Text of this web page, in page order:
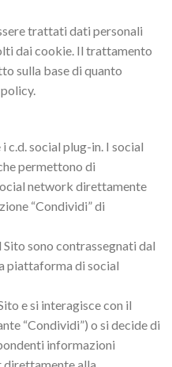
trattati dati personali
dai cookie. Il trattamento
sulla base di quanto
c.d. social plug-in. I social
permettono di
network direttamente
“Condividi” di
sono contrassegnati dal
piattaforma di social
e si interagisce con il
“Condividi”) o si decide di
informazioni